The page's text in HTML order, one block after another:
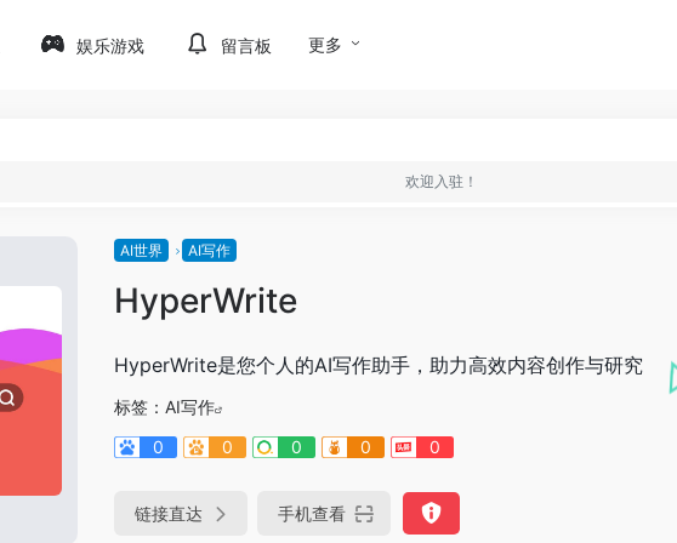
娱乐游戏 留言板 更多
欢迎入驻！
AI世界 AI写作
HyperWrite
HyperWrite是您个人的AI写作助手，助力高效内容创作与研究
标签： AI写作
0
0 0 0 0
链接直达 手机查看